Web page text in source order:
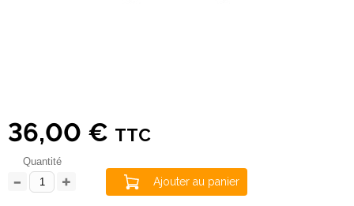
36,00 € TTC
Quantité
Ajouter au panier